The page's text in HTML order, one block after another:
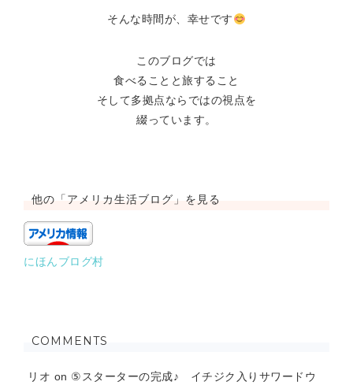
そんな時間が、幸せです
このブログでは
食べることと旅すること
そして多拠点ならではの視点を
綴っています。
他の「アメリカ生活ブログ」を見る
にほんブログ村
COMMENTS
リオ on ⑤スターターの完成♪ イチジク入りサワードウ